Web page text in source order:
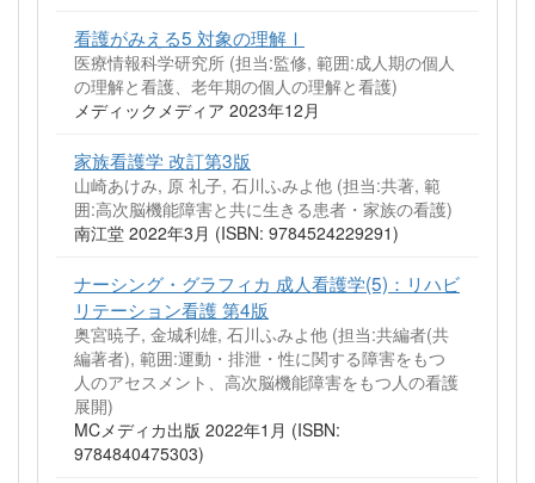
看護がみえる5 対象の理解Ⅰ
医療情報科学研究所 (担当:監修, 範囲:成人期の個人
の理解と看護、老年期の個人の理解と看護)
メディックメディア 2023年12月
家族看護学 改訂第3版
山崎あけみ, 原 礼子, 石川ふみよ他 (担当:共著, 範
囲:高次脳機能障害と共に生きる患者・家族の看護)
南江堂 2022年3月 (ISBN: 9784524229291)
ナーシング・グラフィカ 成人看護学(5)：リハビ
リテーション看護 第4版
奥宮暁子, 金城利雄, 石川ふみよ他 (担当:共編者(共
編著者), 範囲:運動・排泄・性に関する障害をもつ
人のアセスメント、高次脳機能障害をもつ人の看護
展開)
MCメディカ出版 2022年1月 (ISBN:
9784840475303)